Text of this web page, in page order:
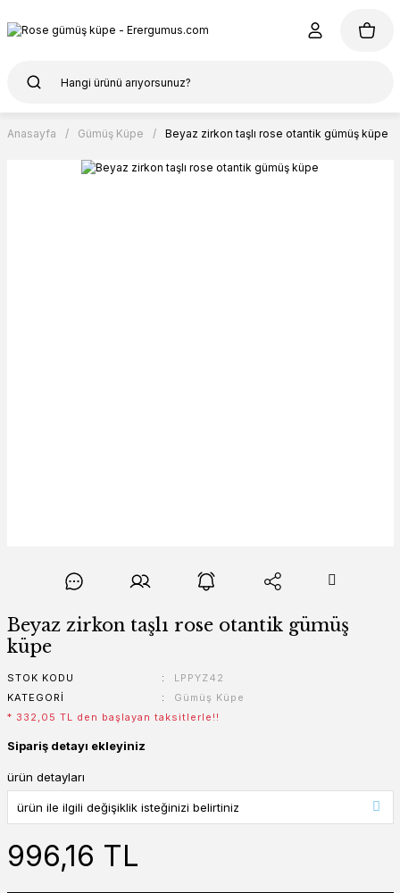
Anasayfa Gümüş Küpe Beyaz zirkon taşlı rose otantik gümüş küpe
Beyaz zirkon taşlı rose otantik gümüş
küpe
STOK KODU
LPPYZ42
KATEGORI
Gümüş Küpe
* 332,05 TL den başlayan taksitlerle!!
Sipariş detayı ekleyiniz
ürün detayları
996,16 TL